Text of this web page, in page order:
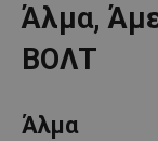
Άλμα,
ΒΟΛΤ
Άλμα